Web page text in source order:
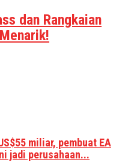
dan Rangkaian
miliar, pembuat EA
jadi perusahaan...